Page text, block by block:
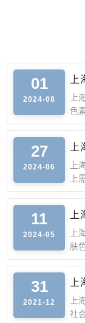
01
2024-08
上
色
现
27
2024-06
上
上
素
11
2024-05
上
肤
着
31
2021-12
上
社